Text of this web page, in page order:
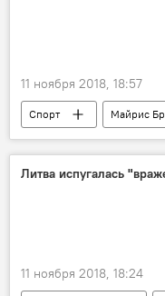
11 ноября 2018, 18:57
Спорт
Майрис
Александр Усик
Литва испугалась
11 ноября 2018, 18:24